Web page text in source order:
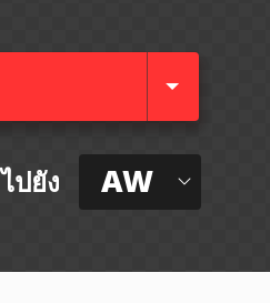
ไปยัง AW